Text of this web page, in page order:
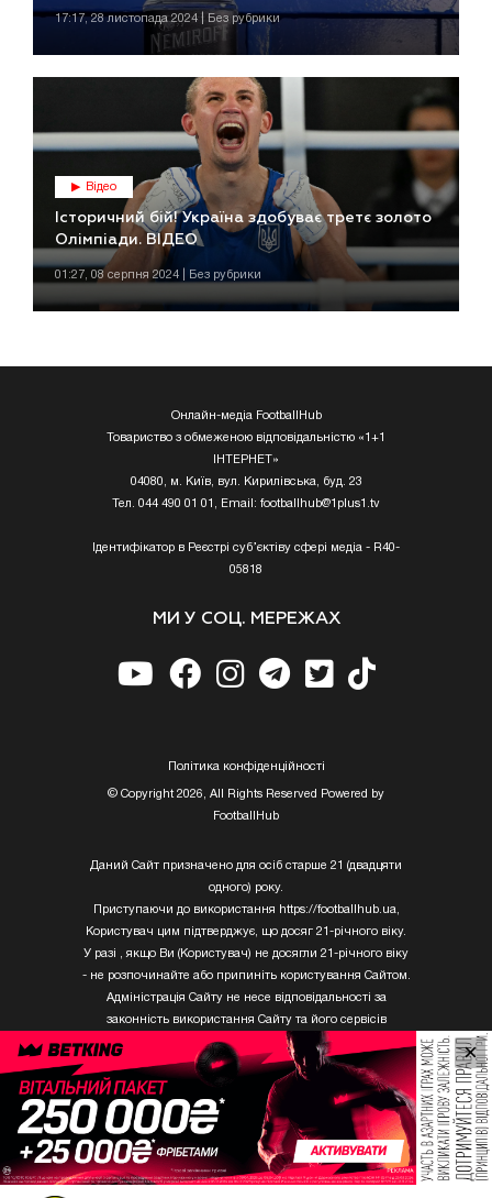
17:17, 28 листопада 2024 | Без рубрики
Відео
Історичний бій! Україна здобуває третє золото
Олімпіади. ВІДЕО
01:27, 08 серпня 2024 | Без рубрики
Онлайн-медіа FootballHub
Товариство з обмеженою відповідальністю «1+1
ІНТЕРНЕТ»
04080, м. Київ, вул. Кирилівська, буд. 23
Тел. 044 490 01 01, Email: footballhub@1plus1.tv
Ідентифікатор в Реєстрі суб’єктіву сфері медіа - R40-
05818
МИ У СОЦ. МЕРЕЖАХ
Полiтика конфiденцiйностi
© Copyright 2026, All Rights Reserved Powered by
FootballHub
Даний Сайт призначено для осіб старше 21 (двадцяти
одного) року.
Приступаючи до використання https://footballhub.ua,
Користувач цим підтверджує, що досяг 21-річного віку.
У разі , якщо Ви (Користувач) не досягли 21-річного віку
- не розпочинайте або припиніть користування Сайтом.
Адміністрація Сайту не несе відповідальності за
законність використання Сайту та його сервісів
Користувачем, який не досяг 21-річного віку.
Твори Getty Images, що розміщені на сайті, не можуть
бути використані третіми особами без письмового
дозволу ТОВ «ГЛОБАЛ ІМІДЖЕС ЮКРЕЙН.
×